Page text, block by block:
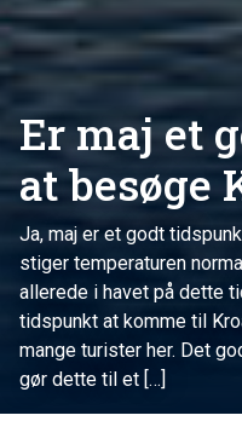
Er maj et
at besøge
Ja, maj er et godt
stiger temperaturen
allerede i havet på dette
tidspunkt at komme til
mange turister her. Det
gør dette til et […]